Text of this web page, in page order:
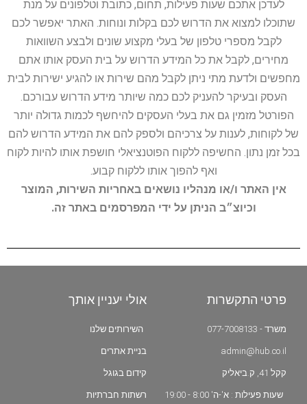
לעדכן אתכם שעות פעילות, תחום, כתובת וטלפונים על מנת
שתוכלו למצוא את הדרוש לכם בקלות ונוחות. האתר יאפשר לכם
לקבל מספרי טלפון של בעלי מקצוע שונים ולבצע השוואות
מחירים, לקבל את כל המידע הדרוש על בית העסק אותו אתם
מחפשים ולדעת מתי ניתן לקבל מהם שירות או להגיע ישירות לבית
העסק ובעיקר להעניק לכם כמה שיותר מידע הדרוש עבורכם.
הפורטל מזמין גם את בעלי העסקים להיחשף לכמות גדולה יותר
של לקוחות, לענות על צרכיהם ולספק להם את המידע הדרוש להם
בכל זמן נתון. החשיפה ללקוח הפוטנציאלי חושפת אותו להיות לקוח
ואף להפוך אותו ללקוח קבוע.
אין האתר ו/או מנהליו נושאים באחריות השירות, המוצר
וכיוצ״ב הניתן על ידי המפרסמים באתר זה.
פרטי התקשרות
משרד - 077-7008133
admin@hub.co.il
קקל 41, ק.ביאליק
שעות פעילות : א'-ה' 8:00 - 19:00
אולי יעניין אותך
השירותים שלנו
בניית אתרים
קידום בגוגל
רשתות חברתיות